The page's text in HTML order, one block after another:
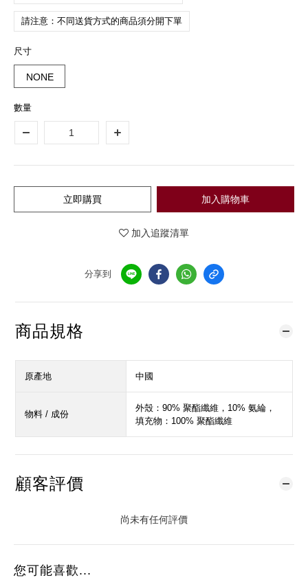
請注意：不同送貨方式的商品須分開下單
尺寸
NONE
數量
加入購物車
立即購買
加入追蹤清單
分享到
商品規格
原產地 中國
物料 / 成份
外殼：90% 聚酯纖維，10% 氨綸，
填充物：100% 聚酯纖維
顧客評價
尚未有任何評價
您可能喜歡...